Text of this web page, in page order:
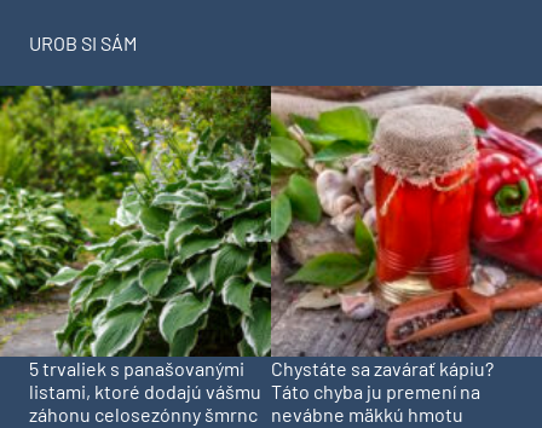
UROB SI SÁM
5 trvaliek s panašovanými
listami, ktoré dodajú vášmu
záhonu celosezónny šmrnc
Chystáte sa zavárať kápiu?
Táto chyba ju premení na
nevábne mäkkú hmotu